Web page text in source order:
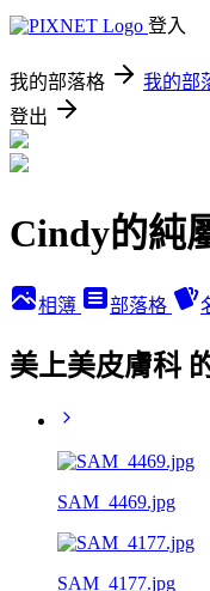
登入
我的部落格 我的部
登出
Cindy的純
相簿 部落格
美上美皮膚科
SAM_4469.jpg
SAM_4177.jpg